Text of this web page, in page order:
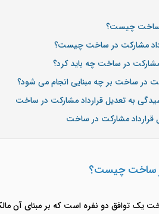
ساخت چیست؟
مشارکت در ساخت چیست؟
در ساخت چه باید کرد؟
در ساخت بر چه مبنایی انجام می شود؟
به تعدیل قرارداد مشارکت در ساخت
قرارداد مشارکت در ساخت
ساخت چیست؟
یک توافق دو نفره است که بر مبنای آن